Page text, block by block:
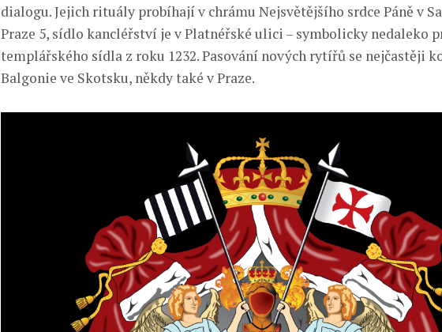
dialogu. Jejich rituály probíhají v chrámu Nejsvětějšího srdce Páně v
Praze 5, sídlo kancléřství je v Platnéřské ulici – symbolicky nedaleko
templářského sídla z roku 1232. Pasování nových rytířů se nejčastěji
Balgonie ve Skotsku, někdy také v Praze.